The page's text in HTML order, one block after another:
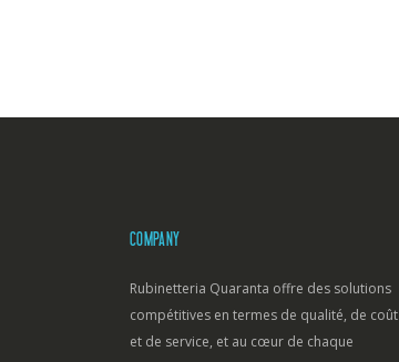
COMPANY
Rubinetteria Quaranta offre des solutions
compétitives en termes de qualité, de coût
et de service, et au cœur de chaque